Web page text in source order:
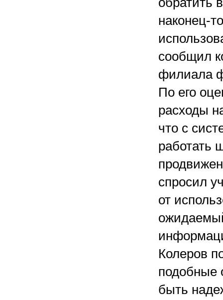
наконец-
сообщил
филиала
По его
расходы
что с
работать
спросил
от
Колеров
подобные
быть